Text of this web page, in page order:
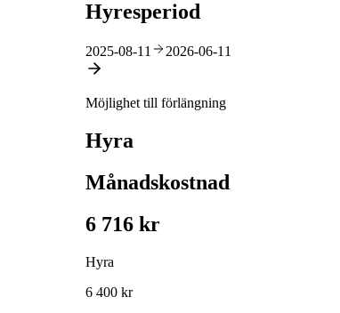
Hyresperiod
2025-08-11 2026-06-11
Möjlighet till förlängning
Hyra
Månadskostnad
6 716 kr
Hyra
6 400 kr